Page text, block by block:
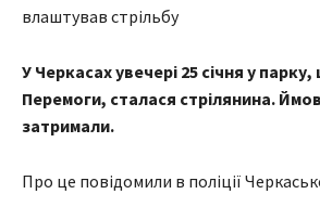
влаштував стрільбу
У Черкасах увечері 25 січня у
Перемоги, сталася стрілянина.
затримали.
Про це повідомили в поліції